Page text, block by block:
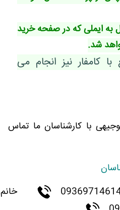
به ایملی که در صفحه خرید
شد.
کامفار نیز انجام می
با کارشناسان ما تماس
خانم